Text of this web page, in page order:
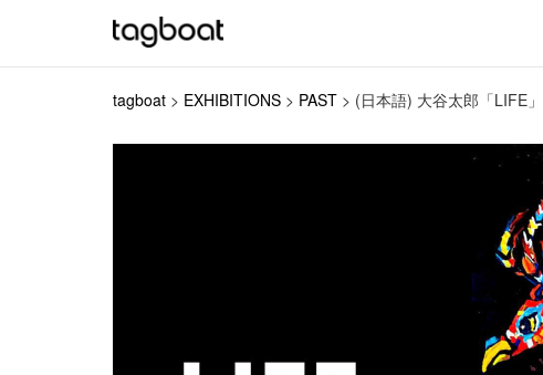
tagboat > EXHIBITIONS > PAST > (日本語) 大谷太郎「LIFE」